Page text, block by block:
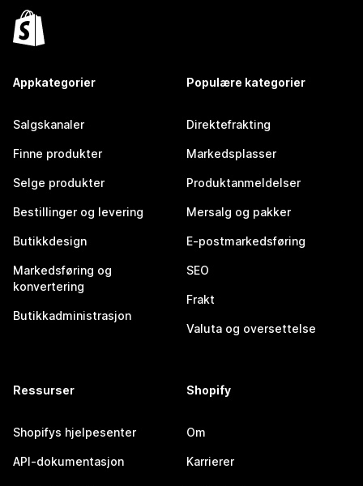
Appkategorier
Salgskanaler
Finne produkter
Selge produkter
Bestillinger og levering
Butikkdesign
Markedsføring og
konvertering
Butikkadministrasjon
Populære kategorier
Direktefrakting
Markedsplasser
Produktanmeldelser
Mersalg og pakker
E-postmarkedsføring
SEO
Frakt
Valuta og oversettelse
Ressurser
Shopifys hjelpesenter
API-dokumentasjon
Shopify
Om
Karrierer